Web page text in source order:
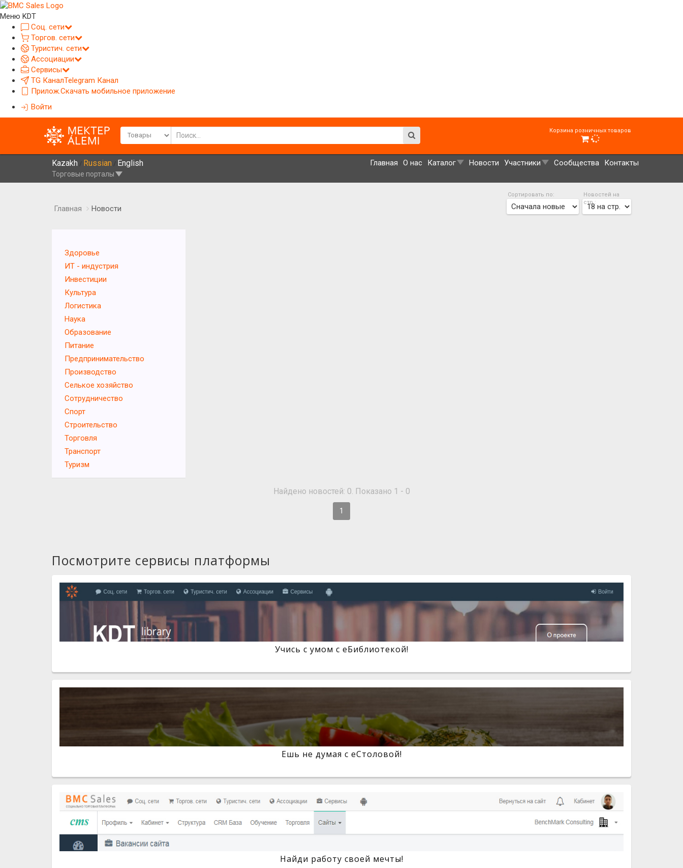
Меню KDT
Соц. сети
Торгов. сети
Туристич. сети
Ассоциации
Сервисы
TG КаналTelegram Канал
Прилож.Скачать мобильное приложение
Войти
Корзина розничных товаров
Kazakh / Russian / English
Торговые порталы
Главная О нас Каталог Новости Участники Сообщества Контакты
Главная Новости
Сортировать по:
Новостей на
стр.:
Здоровье
ИТ - индустрия
Инвестиции
Культура
Логистика
Наука
Образование
Питание
Предпринимательство
Производство
Селькое хозяйство
Сотрудничество
Спорт
Строительство
Торговля
Транспорт
Туризм
Найдено новостей: 0. Показано 1 - 0
1
Посмотрите сервисы платформы
Учись с умом с eБиблиотекой!
Ешь не думая с eСтоловой!
Найди работу своей мечты!